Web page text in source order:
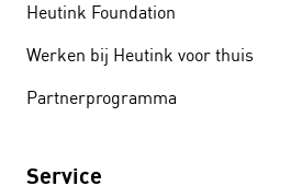
Heutink Foundation
Werken bij Heutink voor thuis
Partnerprogramma
Service